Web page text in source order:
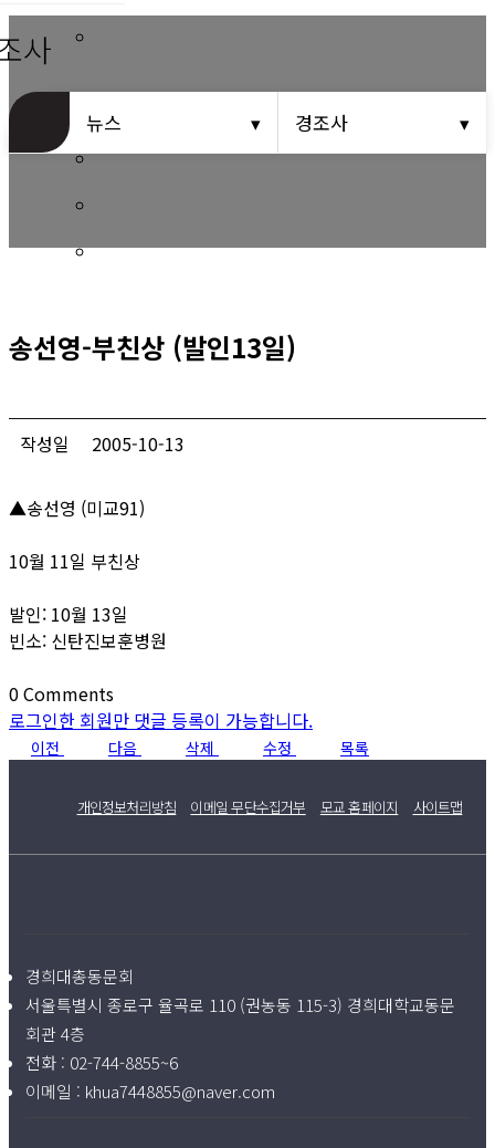
동문회비
회비 안내
동문ID카드 발급
사
뉴스 경조사
송선영-부친상 (발인13일)
작성일 2005-10-13
▲송선영 (미교91)
10월 11일 부친상
발인: 10월 13일
빈소: 신탄진보훈병원
0Comments
로그인한 회원만 댓글 등록이 가능합니다.
이전 다음 삭제 수정 목록
개인정보처리방침 이메일 무단수집거부 모교 홈페이지 사이트맵
경희대총동문회
서울특별시 종로구 율곡로 110 (권농동 115-3) 경희대학교동문
회관 4층
전화 : 02-744-8855~6
이메일 : khua7448855@naver.com